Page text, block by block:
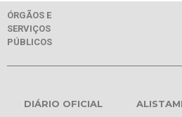
ÓRGÃOS E
SERVIÇOS
PÚBLICOS
DIÁRIO OFICIAL